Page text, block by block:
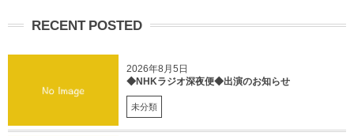
RECENT POSTED
2026年8月5日
◆NHKラジオ深夜便◆出演のお知らせ
未分類